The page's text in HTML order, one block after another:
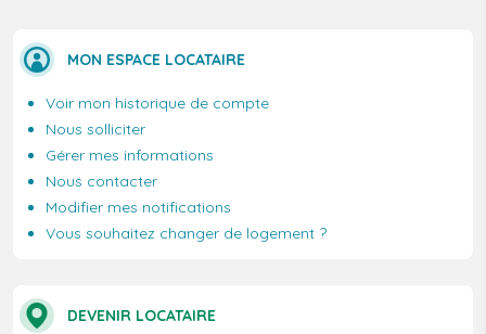
MON ESPACE LOCATAIRE
Voir mon historique de compte
Nous solliciter
Gérer mes informations
Nous contacter
Modifier mes notifications
Vous souhaitez changer de logement ?
DEVENIR LOCATAIRE